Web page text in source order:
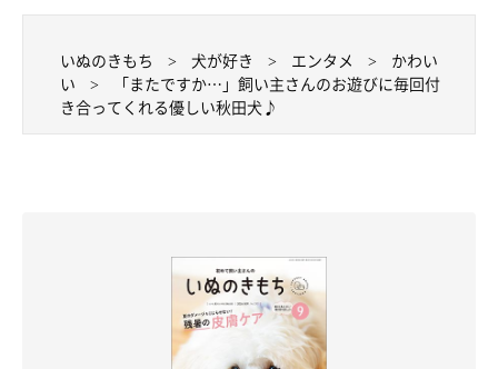
いぬのきもち 犬が好き エンタメ
かわい
い
「またですか…」飼い主さんのお遊びに毎回付
き合ってくれる優しい秋田犬♪